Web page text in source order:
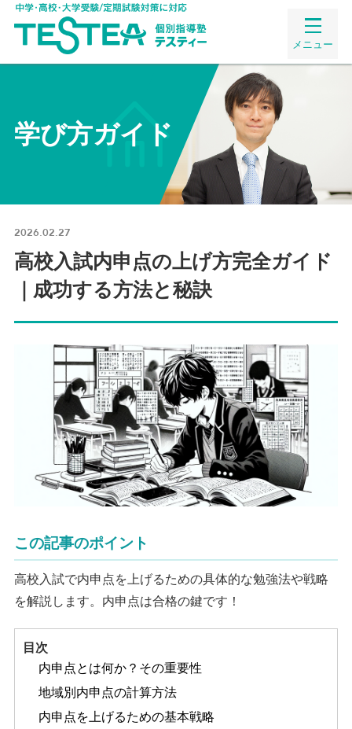
メニュー
学び方ガイド
2026.02.27
高校入試内申点の上げ方完全ガイド
｜成功する方法と秘訣
この記事のポイント
高校入試で内申点を上げるための具体的な勉強法や戦略
を解説します。内申点は合格の鍵です！
目次
内申点とは何か？その重要性
地域別内申点の計算方法
内申点を上げるための基本戦略